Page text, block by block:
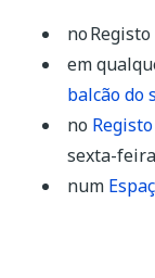
no
em
balcão do
no
sexta-
num